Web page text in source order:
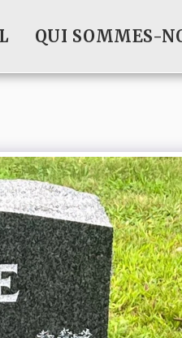
QUI SOMMES-